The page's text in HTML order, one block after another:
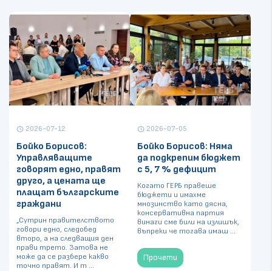
schedule 2026-07-12
Бойко Борисов:
Управляващите
говорят едно, правят
друго, а цената ще
плащат българските
граждани
„Сутрин правителството
говори едно, следобед
второ, а на следващия ден
прави трето. Затова не
може да се разбере какво
точно правят. И т ...
schedule 2026-07-05
Бойко Борисов: Няма
да подкрепим бюджет
с 5, 7 % дефицит
Когато ГЕРБ правеше
бюджети и имахме
мнозинство като дясна,
консервативна партия
винаги сме били на излишък,
въпреки че тогава имаш ...
Прочети